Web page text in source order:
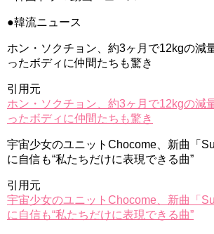
●韓流ニュース
ホン・ソクチョン、約3ヶ月で12kgの減
ったボディに仲間たちも驚き
引用元
ホン・ソクチョン、約3ヶ月で12kgの減
ったボディに仲間たちも驚き
宇宙少女のユニットChocome、新曲「
に自信も“私たちだけに表現できる曲”
引用元
宇宙少女のユニットChocome、新曲「
に自信も“私たちだけに表現できる曲”